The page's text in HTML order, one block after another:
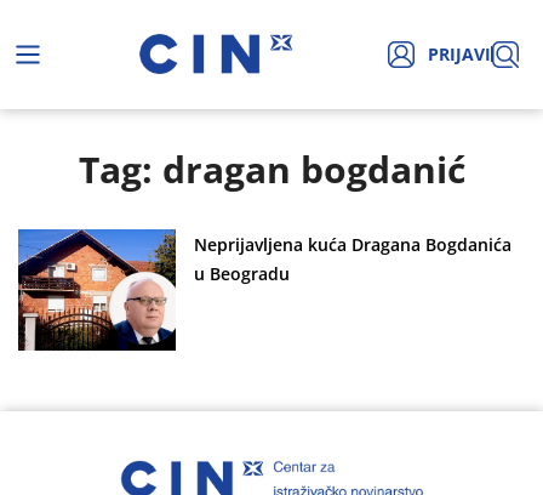
PRIJAVI
Tag: dragan bogdanić
Neprijavljena kuća Dragana Bogdanića
u Beogradu